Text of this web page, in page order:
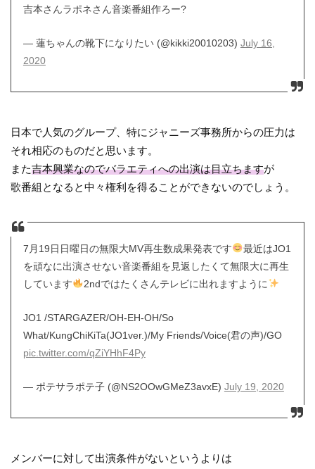
吉本さんラポネさん音楽番組作ろー?
— 蓮ちゃんの靴下になりたい (@kikki20010203) July 16,
2020
日本で人気のグループ、特にジャニーズ事務所からの圧力は
それ相応のものだと思います。
また吉本興業なのでバラエティへの出演は目立ちますが
歌番組となると中々権利を得ることができないのでしょう。
7月19日日曜日の無限大MV再生数成果発表です
最近はJO1
を頑なに出演させない音楽番組を見返したくて無限大に再生
しています
2ndではたくさんテレビに出れますように
JO1 /STARGAZER/OH-EH-OH/So
What/KungChiKiTa(JO1ver.)/My Friends/Voice(君の声)/GO
pic.twitter.com/qZiYHhF4Py
— ポテサラポテ子 (@NS2OOwGMeZ3avxE) July 19, 2020
メンバーに対して出演条件がないというよりは